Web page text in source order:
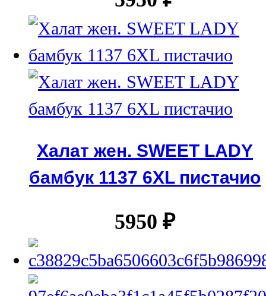
Халат жен. SWEET LADY
бамбук 1137 6XL пистачио
5950 ₽